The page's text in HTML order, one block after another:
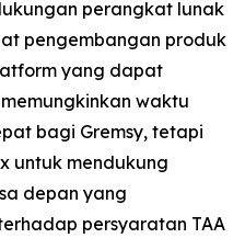
perangkat lunak
pengembangan produk
yang dapat
waktu
bagi Gremsy, tetapi
untuk mendukung
depan yang
persyaratan TAA